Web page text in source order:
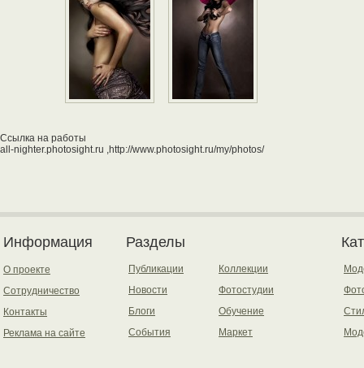
Ссылка на работы
all-nighter.photosight.ru ,http://www.photosight.ru/my/photos/
Информация
О проекте
Сотрудничество
Контакты
Реклама на сайте
Разделы
Публикации
Новости
Блоги
События
Коллекции
Фотостудии
Обучение
Маркет